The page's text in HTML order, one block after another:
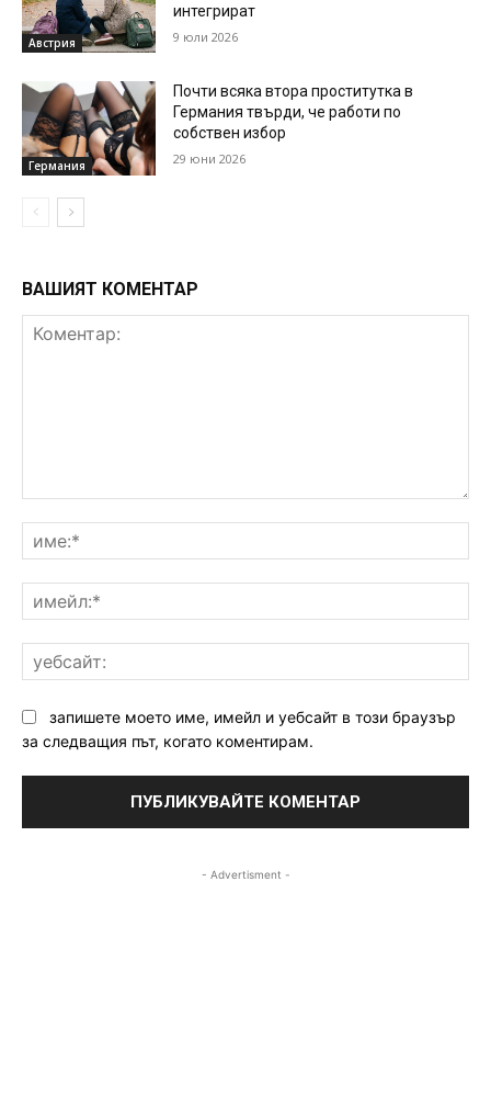
Австрия
интегрират
9 юли 2026
Германия
Почти всяка втора проститутка в
Германия твърди, че работи по
собствен избор
29 юни 2026
ВАШИЯТ КОМЕНТАР
запишете моето име, имейл и уебсайт в този браузър
за следващия път, когато коментирам.
- Advertisment -